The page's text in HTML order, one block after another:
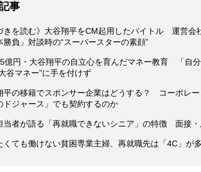
事
きを読む》大谷翔平をCM起用したバイトル 運営会
勝負」対談時の“スーパースターの素顔”
億円・大谷翔平の自立心を育んだマネー教育 「自
谷マネー”に手を付けず
平の移籍でスポンサー企業はどうする？ コーポレ
ドジャース」でも契約するのか
当者が語る「再就職できないシニア」の特徴 面接
くても働けない貧困専業主婦、再就職先は「4C」が